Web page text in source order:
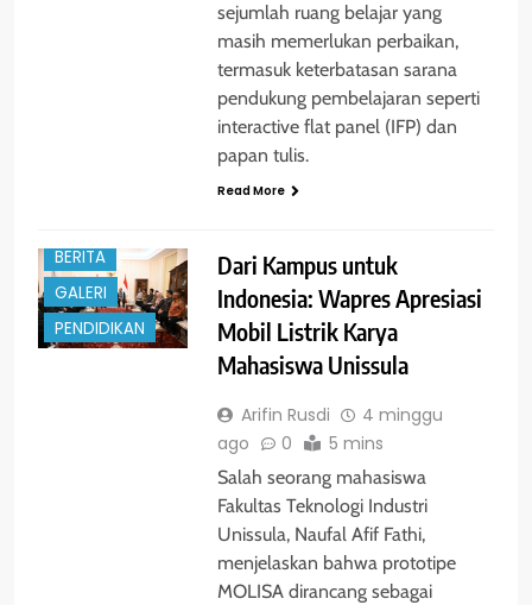
sejumlah ruang belajar yang
masih memerlukan perbaikan,
termasuk keterbatasan sarana
pendukung pembelajaran seperti
interactive flat panel (IFP) dan
papan tulis.
Read More
BERITA
GALERI
PENDIDIKAN
Dari Kampus untuk
Indonesia: Wapres Apresiasi
Mobil Listrik Karya
Mahasiswa Unissula
Arifin Rusdi
4 minggu
ago
0 5 mins
Salah seorang mahasiswa
Fakultas Teknologi Industri
Unissula, Naufal Afif Fathi,
menjelaskan bahwa prototipe
MOLISA dirancang sebagai